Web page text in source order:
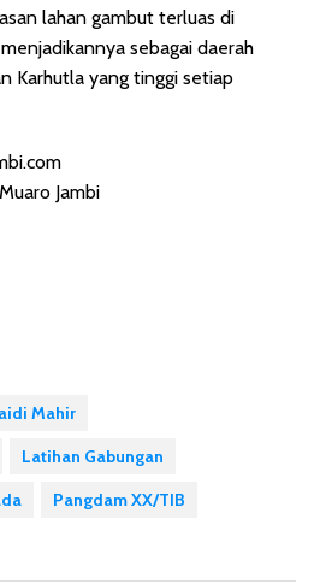
lahan gambut terluas di
sebagai daerah
Karhutla yang tinggi setiap
Jambi
Mahir
Latihan Gabungan
Pangdam XX/TIB